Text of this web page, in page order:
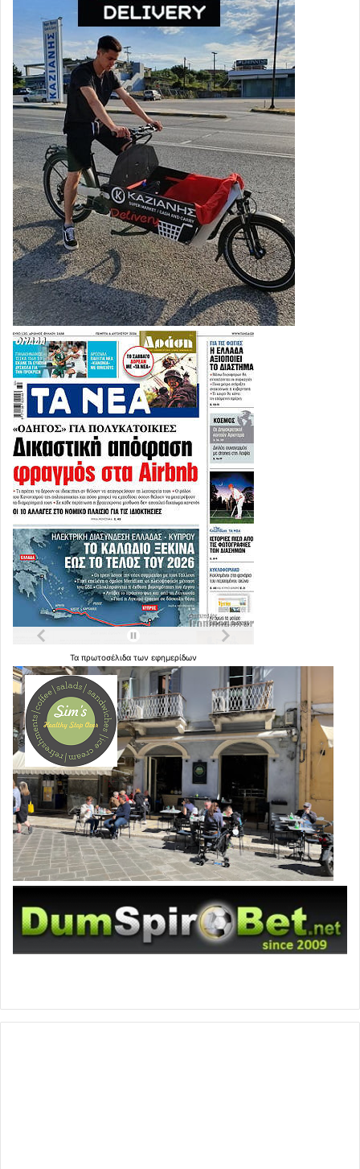
Στα Ιωάννινα θα επιστρέψουν χωρίς τα γεωργικά
μηχανήματα στις 18:00, στο συλλαλητήριο που
διοργανώνουν φορείς και οργανώσεις ενάντια στο
ασφαλιστικό.
Η Ομοσπονδία Αγροτικών Συλλόγων Άρτας διοοργανώνει
συλλαλητήριο για το ερχόμενο Σάββατο το πρωί, 23
Ιανουαρίου, στο κέντρο της πόλης.
Επίσης, οι αγροτικοί σύλλογοι στηΘεσπρωτία
τηνΠρέβεζαετοιμάζουν κινητοποιήσεις για τις επόμενες
ημέρες.
Τα πρωτοσέλιδα των εφημερίδων